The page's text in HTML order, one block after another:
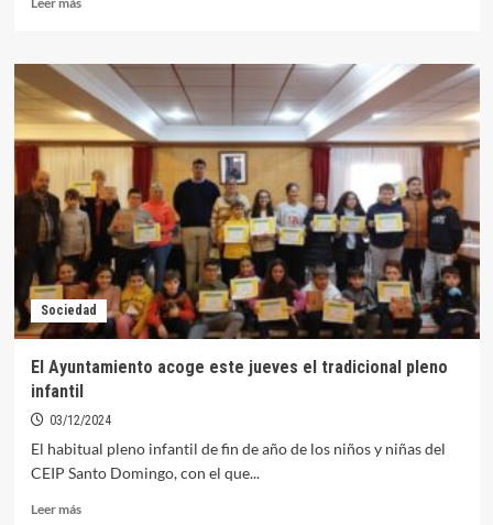
El
pleno
infantil
acuerda
la
sustitución
del
césped
del
polideportivo
Sociedad
El Ayuntamiento acoge este jueves el tradicional pleno
infantil
03/12/2024
El habitual pleno infantil de fin de año de los niños y niñas del
CEIP Santo Domingo, con el que...
Leer másLeer